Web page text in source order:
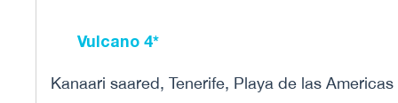
Vulcano 4*
Kanaari saared, Tenerife, Playa de las Americas